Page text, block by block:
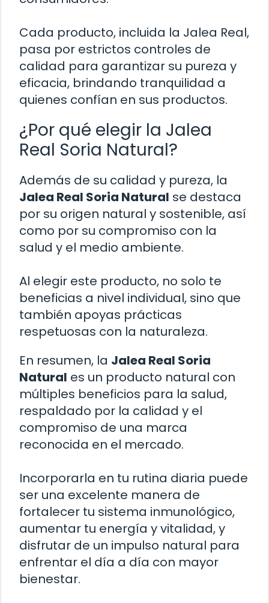
Cada producto, incluida la Jalea Real,
pasa por estrictos controles de
calidad para garantizar su pureza y
eficacia, brindando tranquilidad a
quienes confían en sus productos.
¿Por qué elegir la Jalea
Real Soria Natural?
Además de su calidad y pureza, la
Jalea Real Soria Natural se destaca
por su origen natural y sostenible, así
como por su compromiso con la
salud y el medio ambiente.
Al elegir este producto, no solo te
beneficias a nivel individual, sino que
también apoyas prácticas
respetuosas con la naturaleza.
En resumen, la Jalea Real Soria
Natural es un producto natural con
múltiples beneficios para la salud,
respaldado por la calidad y el
compromiso de una marca
reconocida en el mercado.
Incorporarla en tu rutina diaria puede
ser una excelente manera de
fortalecer tu sistema inmunológico,
aumentar tu energía y vitalidad, y
disfrutar de un impulso natural para
enfrentar el día a día con mayor
bienestar.